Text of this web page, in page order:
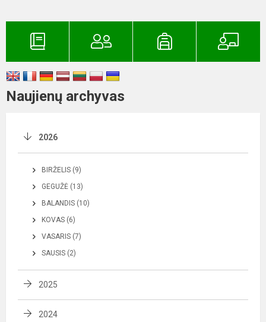
Naujienų archyvas
2026
BIRŽELIS (9)
GEGUŽĖ (13)
BALANDIS (10)
KOVAS (6)
VASARIS (7)
SAUSIS (2)
2025
2024